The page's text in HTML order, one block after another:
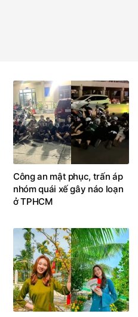
Công an mật phục, trấn áp
nhóm quái xế gây náo loạn
ở TPHCM